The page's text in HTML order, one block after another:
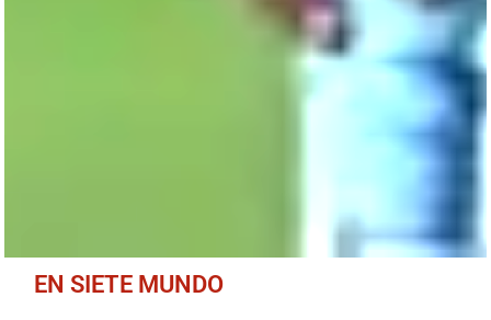
EN SIETE MUNDO